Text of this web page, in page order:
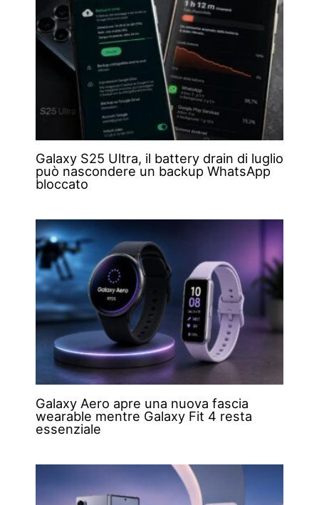
Galaxy S25 Ultra, il battery drain di luglio
può nascondere un backup WhatsApp
bloccato
Galaxy Aero apre una nuova fascia
wearable mentre Galaxy Fit 4 resta
essenziale